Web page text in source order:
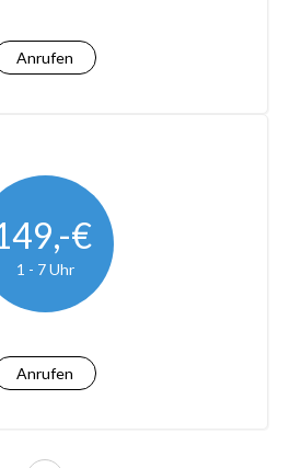
Anrufen
€
1 - 7 Uhr
Anrufen